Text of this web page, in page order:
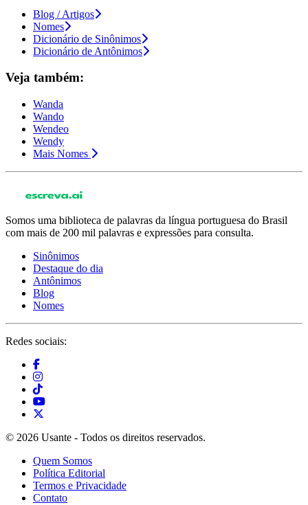
Blog / Artigos
Nomes
Dicionário de Sinônimos
Dicionário de Antônimos
Veja também:
Wanda
Wando
Wendeo
Wendy
Mais Nomes
Somos uma biblioteca de palavras da língua portuguesa do Brasil
com mais de 200 mil palavras e expressões para consulta.
Sinônimos
Destaque do dia
Antônimos
Blog
Nomes
Redes sociais:
© 2026 Usante - Todos os direitos reservados.
Quem Somos
Política Editorial
Termos e Privacidade
Contato